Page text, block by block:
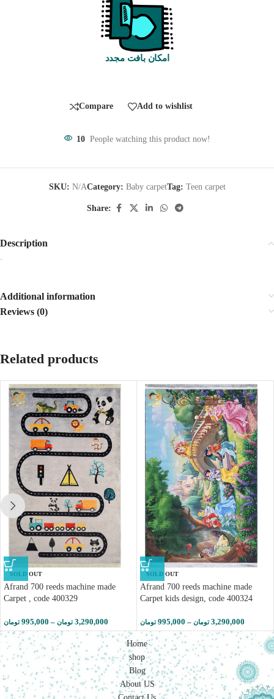
امکان بافت مجدد
Compare Add to wishlist
10 People watching this product now!
SKU: N/ACategory: Baby carpetTag: Teen carpet
Share:
Description
Additional information
Reviews (0)
Related products
SOLD OUT
Afrand 700 reeds machine made
Carpet , code 400329
995,000 تومان – 3,290,000 تومان
SOLD OUT
Afrand 700 reeds machine made
Carpet kids design, code 400324
995,000 تومان – 3,290,000 تومان
Home
shop
Blog
About US